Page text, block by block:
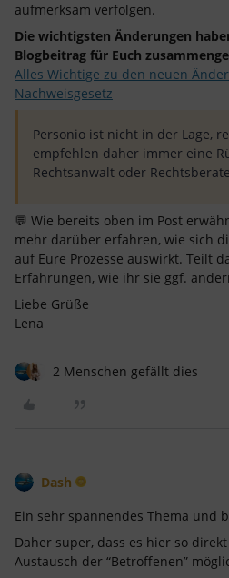
aufmerksam verfolgen.
Die wichtigsten Änderungen
Blogbeitrag für Euch
Alles Wichtige zu den neuen
Nachweisgesetz
Personio ist nicht in der Lage,
empfehlen daher immer eine
Rechtsanwalt oder
💬 Wie bereits oben im Post
mehr darüber erfahren, wie sich
auf Eure Prozesse auswirkt. Teilt
Erfahrungen, wie ihr sie ggf.
Liebe Grüße
Lena
2 Menschen gefällt dies
Dash
Ein sehr spannendes Thema und
Daher super, dass es hier so
Austausch der “Betroffenen”